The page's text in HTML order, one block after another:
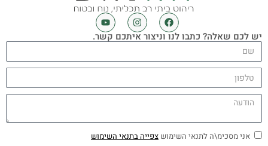
יש לכם שאלה? כתבו לנו וניצור איתכם קשר.
אני מסכימ\ה לתנאי השימוש צפייה בתנאי השימוש